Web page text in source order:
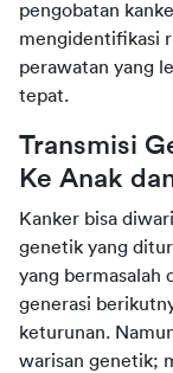
pengobatan
mengidentifikasi
perawatan yang
tepat.
Transmisi
Ke Anak
Kanker bisa
genetik yang
yang bermasalah
generasi
keturunan.
warisan genetik;